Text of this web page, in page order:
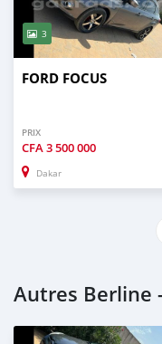
3
FORD FOCUS
PRIX
CFA3 500 000
Dakar
Autres Berline